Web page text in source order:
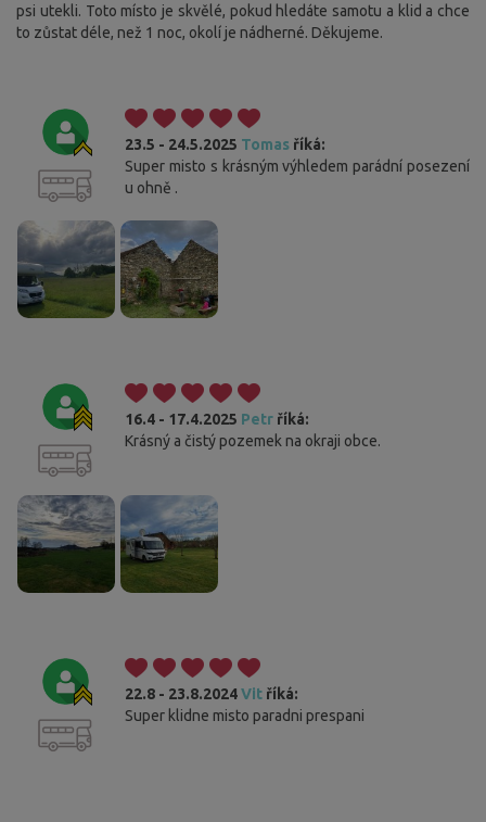
psi utekli. Toto místo je skvělé, pokud hledáte samotu a klid a chce
to zůstat déle, než 1 noc, okolí je nádherné. Děkujeme.
23.5 - 24.5.2025 Tomas říká:
Super misto s krásným výhledem parádní posezení
u ohně .
16.4 - 17.4.2025 Petr říká:
Krásný a čistý pozemek na okraji obce.
22.8 - 23.8.2024Vit říká:
Super klidne misto paradni prespani